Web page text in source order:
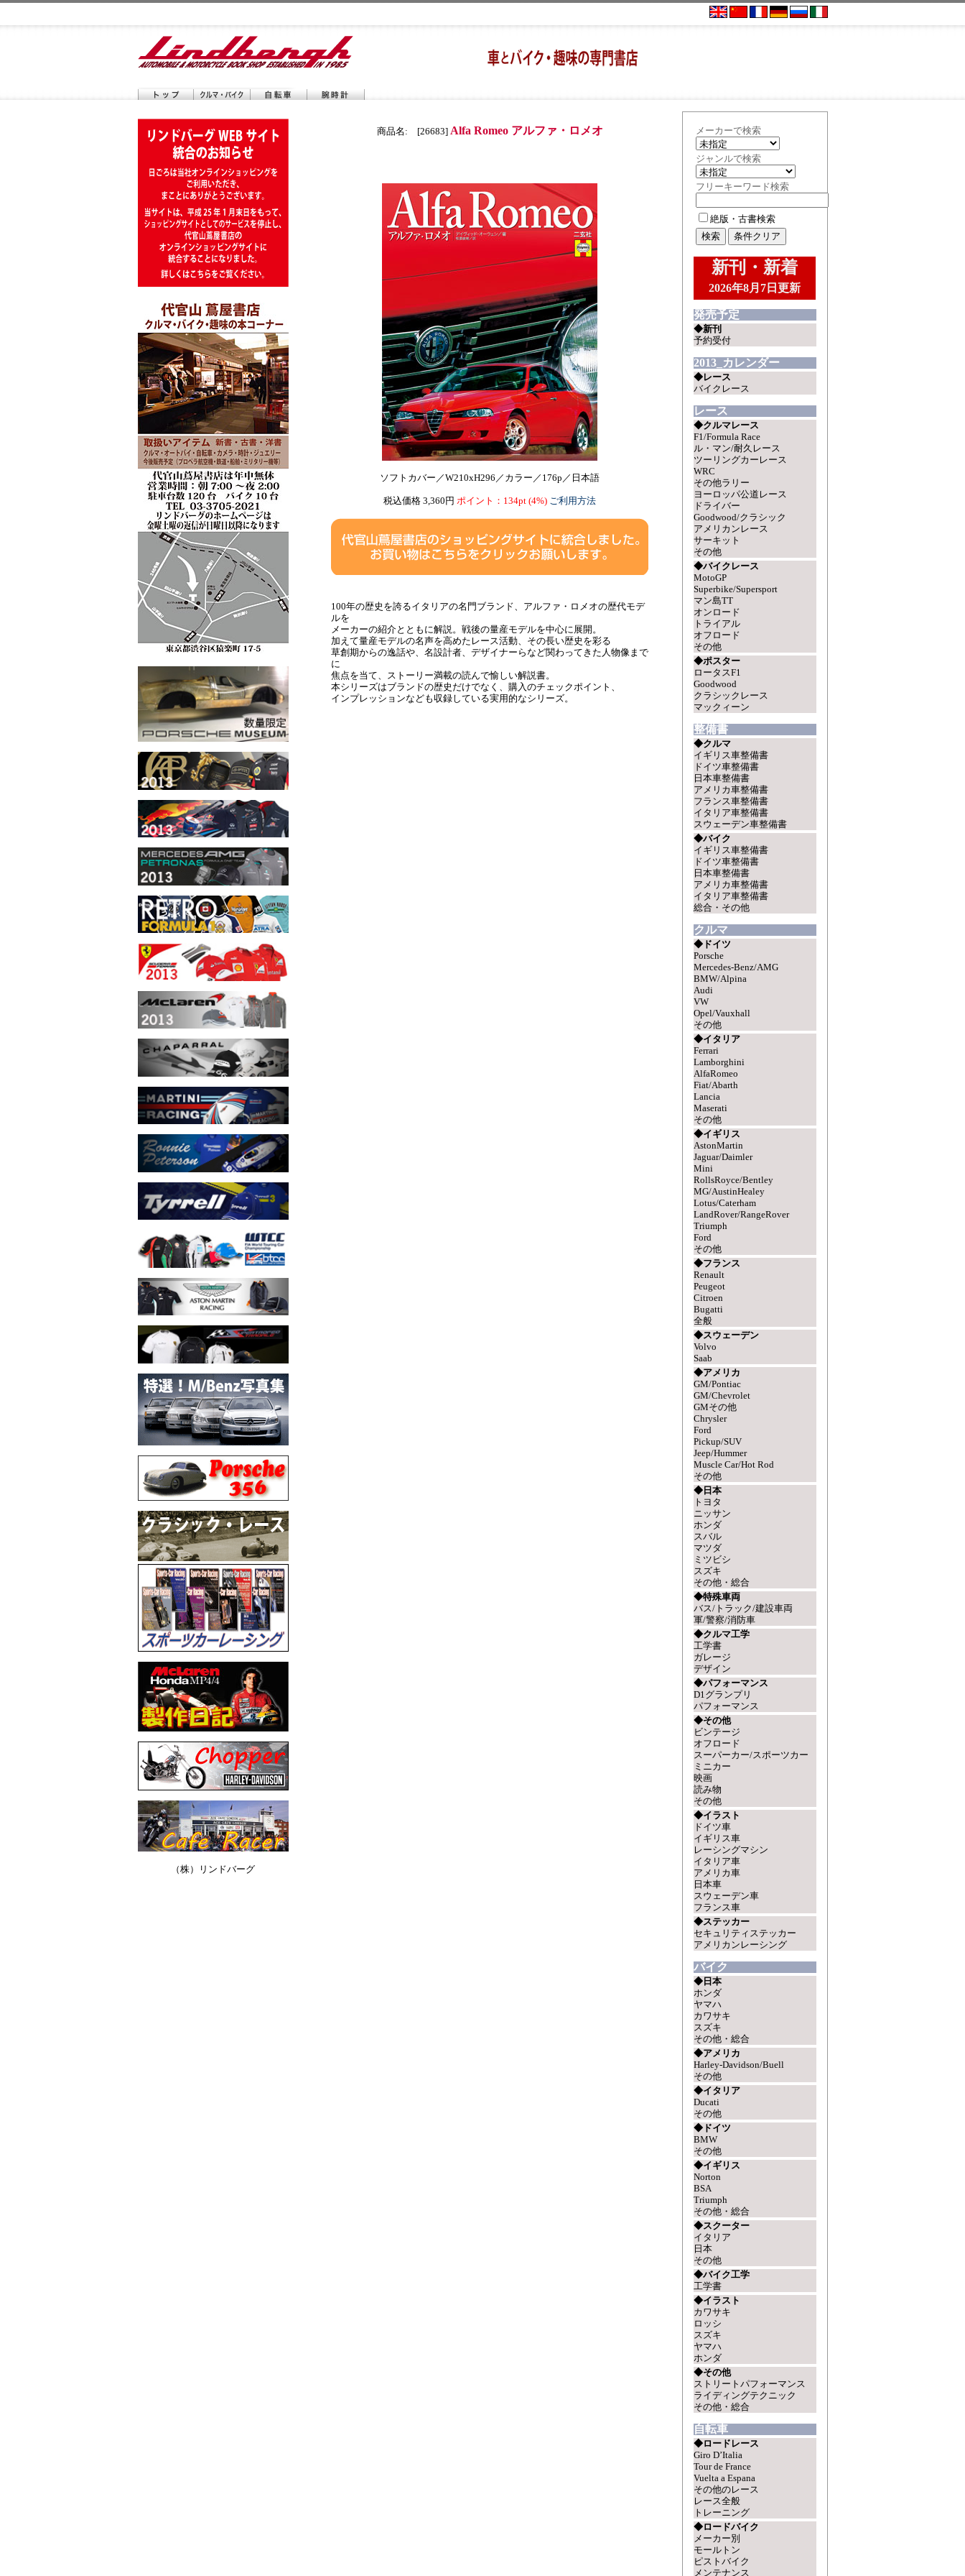
（株）リンドバーグ
メーカーで検索
ジャンルで検索
フリーキーワード検索
絶版・古書検索
新刊・新着
2026年8月7日更新
発売予定
◆新刊
予約受付
2013_カレンダー
◆レース
バイクレース
レース
◆クルマレース
F1/Formula Race
ル・マン/耐久レース
ツーリングカーレース
WRC
その他ラリー
ヨーロッパ公道レース
ドライバー
Goodwood/クラシック
アメリカンレース
サーキット
その他
◆バイクレース
MotoGP
Superbike/Supersport
マン島TT
オンロード
トライアル
オフロード
その他
◆ポスター
ロータスF1
Goodwood
クラシックレース
マックィーン
整備書
◆クルマ
イギリス車整備書
ドイツ車整備書
日本車整備書
アメリカ車整備書
フランス車整備書
イタリア車整備書
スウェーデン車整備書
◆バイク
イギリス車整備書
ドイツ車整備書
日本車整備書
アメリカ車整備書
イタリア車整備書
総合・その他
クルマ
◆ドイツ
Porsche
Mercedes-Benz/AMG
BMW/Alpina
Audi
VW
Opel/Vauxhall
その他
◆イタリア
Ferrari
Lamborghini
AlfaRomeo
Fiat/Abarth
Lancia
Maserati
その他
◆イギリス
AstonMartin
Jaguar/Daimler
Mini
RollsRoyce/Bentley
MG/AustinHealey
Lotus/Caterham
LandRover/RangeRover
Triumph
Ford
その他
◆フランス
Renault
Peugeot
Citroen
Bugatti
全般
◆スウェーデン
Volvo
Saab
◆アメリカ
GM/Pontiac
GM/Chevrolet
GMその他
Chrysler
Ford
Pickup/SUV
Jeep/Hummer
Muscle Car/Hot Rod
その他
◆日本
トヨタ
ニッサン
ホンダ
スバル
マツダ
ミツビシ
スズキ
その他・総合
◆特殊車両
バス/トラック/建設車両
軍/警察/消防車
◆クルマ工学
工学書
ガレージ
デザイン
◆パフォーマンス
D1グランプリ
パフォーマンス
◆その他
ビンテージ
オフロード
スーパーカー/スポーツカー
ミニカー
映画
読み物
その他
◆イラスト
ドイツ車
イギリス車
レーシングマシン
イタリア車
アメリカ車
日本車
スウェーデン車
フランス車
◆ステッカー
セキュリティステッカー
アメリカンレーシング
バイク
◆日本
ホンダ
ヤマハ
カワサキ
スズキ
その他・総合
◆アメリカ
Harley-Davidson/Buell
その他
◆イタリア
Ducati
その他
◆ドイツ
BMW
その他
◆イギリス
Norton
BSA
Triumph
その他・総合
◆スクーター
イタリア
日本
その他
◆バイク工学
工学書
◆イラスト
カワサキ
ロッシ
スズキ
ヤマハ
ホンダ
◆その他
ストリートパフォーマンス
ライディングテクニック
その他・総合
自転車
◆ロードレース
Giro D’Italia
Tour de France
Vuelta a Espana
その他のレース
レース全般
トレーニング
◆ロードバイク
メーカー別
モールトン
ピストバイク
メンテナンス
商品名: [26683] Alfa Romeo アルファ・ロメオ
ソフトカバー／W210xH296／カラー／176p／日本語
税込価格 3,360円 ポイント：134pt (4%) ご利用方法
100年の歴史を誇るイタリアの名門ブランド、アルファ・ロメオの歴代モデ
ルを
メーカーの紹介とともに解説。戦後の量産モデルを中心に展開。
加えて量産モデルの名声を高めたレース活動、その長い歴史を彩る
草創期からの逸話や、名設計者、デザイナーらなど関わってきた人物像まで
に
焦点を当て、ストーリー満載の読んで愉しい解説書。
本シリーズはブランドの歴史だけでなく、購入のチェックポイント、
インプレッションなども収録している実用的なシリーズ。